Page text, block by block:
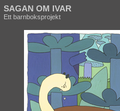
SAGAN OM IVAR
Ett barnboksprojekt